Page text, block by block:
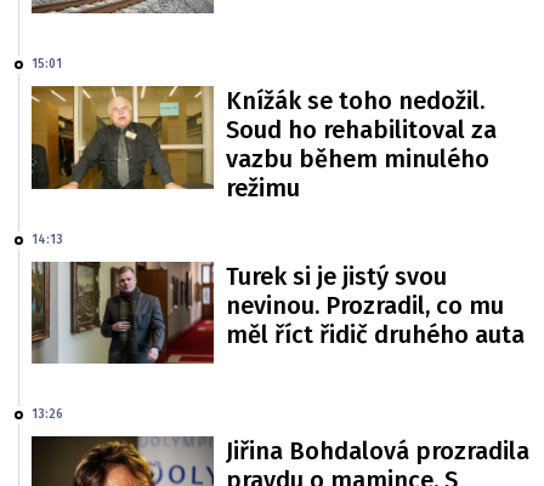
15:01
Knížák se toho nedožil.
Soud ho rehabilitoval za
vazbu během minulého
režimu
14:13
Turek si je jistý svou
nevinou. Prozradil, co mu
měl říct řidič druhého auta
13:26
Jiřina Bohdalová prozradila
pravdu o mamince. S